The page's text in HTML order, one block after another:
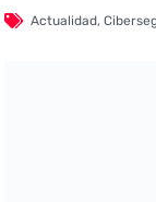
Actualidad,